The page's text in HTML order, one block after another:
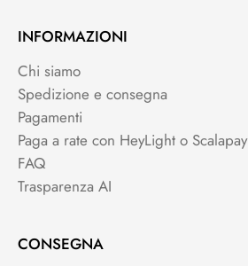
INFORMAZIONI
Chi siamo
Spedizione e consegna
Pagamenti
Paga a rate con HeyLight o Scalapay
FAQ
Trasparenza AI
CONSEGNA